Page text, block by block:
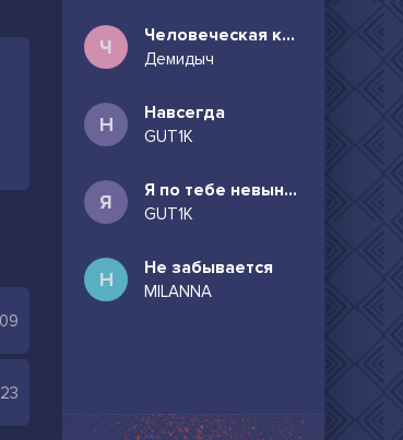
Ч Человеческая комедия
Демидыч
Н Навсегда
GUT1K
Я Я по тебе невыносимо скучаю
GUT1K
Н Не забывается
MILANNA